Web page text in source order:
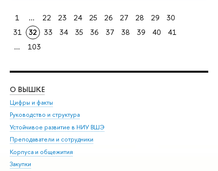
1 ... 22 23 24 25 26 27 28 29
30
31
32 33 34 35 36 37 38 39 40
41
...
103
О ВЫШКЕ
Цифры и факты
Руководство и структура
Устойчивое развитие в НИУ ВШЭ
Преподаватели и сотрудники
Корпуса и общежития
Закупки